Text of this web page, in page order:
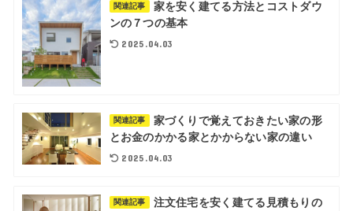
関連記事
家を安く建てる方法とコストダウ
ンの７つの基本
2025.04.03
関連記事
家づくりで覚えておきたい家の形
とお金のかかる家とかからない家の違い
2025.04.03
関連記事
注文住宅を安く建てる見積もりの